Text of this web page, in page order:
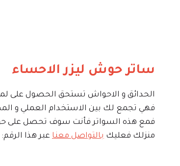
ساتر حوش ليزر الاحساء
الحدائق و الاحواش تستحق الحصول على
فهي تجمع لك بين الاستخدام العملي و
فمع هذه السواتر فأنت سوف تحصل على
منزلك فعليك بالتواصل معنا عبر هذا الرقم: